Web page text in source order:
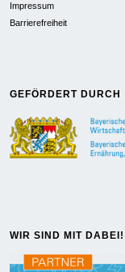
Impressum
Barrierefreiheit
GEFÖRDERT DURCH
WIR SIND MIT DABEI!